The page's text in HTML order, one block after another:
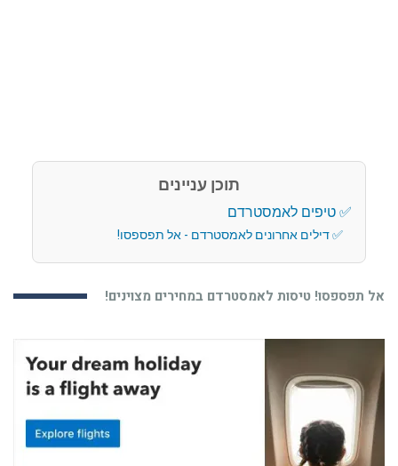
תוכן עניינים
טיפים לאמסטרדם
דילים אחרונים לאמסטרדם - אל תפספסו!
אל תפספסו! טיסות לאמסטרדם במחירים מצוינים!